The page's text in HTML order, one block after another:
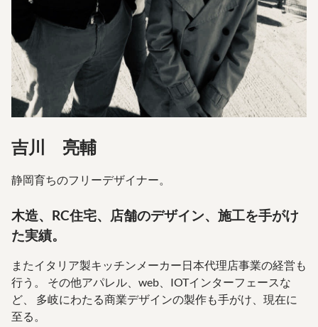
吉川 亮輔
静岡育ちのフリーデザイナー。
木造、RC住宅、店舗のデザイン、施工を手がけ
た実績。
またイタリア製キッチンメーカー日本代理店事業の経営も
行う。
その他アパレル、web、IOTインターフェースな
ど、
多岐にわたる商業デザインの製作も手がけ、現在に
至る。